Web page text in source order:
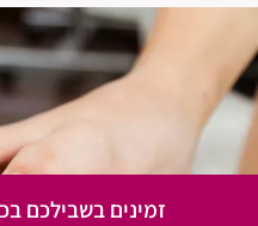
זמינים בשבילכם בכל יום -